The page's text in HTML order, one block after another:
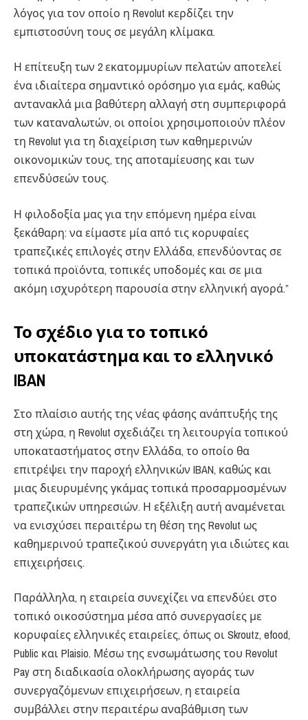
λόγος για τον οποίο η Revolut κερδίζει την
εμπιστοσύνη τους σε μεγάλη κλίμακα.
Η επίτευξη των 2 εκατομμυρίων πελατών αποτελεί
ένα ιδιαίτερα σημαντικό ορόσημο για εμάς, καθώς
αντανακλά μια βαθύτερη αλλαγή στη συμπεριφορά
των καταναλωτών, οι οποίοι χρησιμοποιούν πλέον
τη Revolut για τη διαχείριση των καθημερινών
οικονομικών τους, της αποταμίευσης και των
επενδύσεών τους.
Η φιλοδοξία μας για την επόμενη ημέρα είναι
ξεκάθαρη: να είμαστε μία από τις κορυφαίες
τραπεζικές επιλογές στην Ελλάδα, επενδύοντας σε
τοπικά προϊόντα, τοπικές υποδομές και σε μια
ακόμη ισχυρότερη παρουσία στην ελληνική αγορά.”
Το σχέδιο για το τοπικό
υποκατάστημα και το ελληνικό
IBAN
Στο πλαίσιο αυτής της νέας φάσης ανάπτυξής της
στη χώρα, η Revolut σχεδιάζει τη λειτουργία τοπικού
υποκαταστήματος στην Ελλάδα, το οποίο θα
επιτρέψει την παροχή ελληνικών IBAN, καθώς και
μιας διευρυμένης γκάμας τοπικά προσαρμοσμένων
τραπεζικών υπηρεσιών. Η εξέλιξη αυτή αναμένεται
να ενισχύσει περαιτέρω τη θέση της Revolut ως
καθημερινού τραπεζικού συνεργάτη για ιδιώτες και
επιχειρήσεις.
Παράλληλα, η εταιρεία συνεχίζει να επενδύει στο
τοπικό οικοσύστημα μέσα από συνεργασίες με
κορυφαίες ελληνικές εταιρείες, όπως οι Skroutz, efood,
Public και Plaisio. Μέσω της ενσωμάτωσης του Revolut
Pay στη διαδικασία ολοκλήρωσης αγοράς των
συνεργαζόμενων επιχειρήσεων, η εταιρεία
συμβάλλει στην περαιτέρω αναβάθμιση των